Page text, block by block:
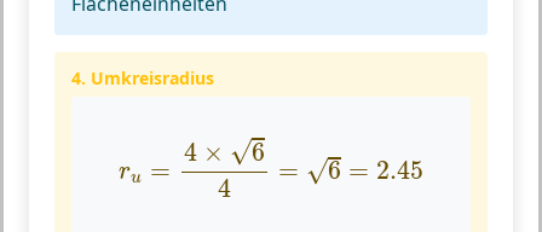
4. Umkreisradius
ru =
4 × √6
4
= √6 = 2.45
u 64